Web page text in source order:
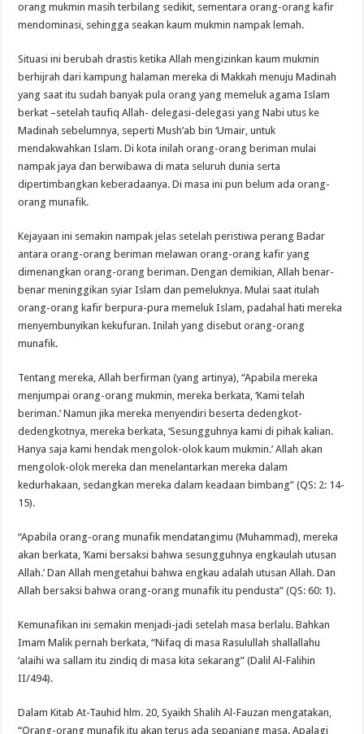
orang mukmin masih terbilang sedikit, sementara orang-orang kafir
mendominasi, sehingga seakan kaum mukmin nampak lemah.
Situasi ini berubah drastis ketika Allah mengizinkan kaum mukmin
berhijrah dari kampung halaman mereka di Makkah menuju Madinah
yang saat itu sudah banyak pula orang yang memeluk agama Islam
berkat –setelah taufiq Allah- delegasi-delegasi yang Nabi utus ke
Madinah sebelumnya, seperti Mush’ab bin ‘Umair, untuk
mendakwahkan Islam. Di kota inilah orang-orang beriman mulai
nampak jaya dan berwibawa di mata seluruh dunia serta
dipertimbangkan keberadaanya. Di masa ini pun belum ada orang-
orang munafik.
Kejayaan ini semakin nampak jelas setelah peristiwa perang Badar
antara orang-orang beriman melawan orang-orang kafir yang
dimenangkan orang-orang beriman. Dengan demikian, Allah benar-
benar meninggikan syiar Islam dan pemeluknya. Mulai saat itulah
orang-orang kafir berpura-pura memeluk Islam, padahal hati mereka
menyembunyikan kekufuran. Inilah yang disebut orang-orang
munafik.
Tentang mereka, Allah berfirman (yang artinya), “Apabila mereka
menjumpai orang-orang mukmin, mereka berkata, ‘Kami telah
beriman.’ Namun jika mereka menyendiri beserta dedengkot-
dedengkotnya, mereka berkata, ‘Sesungguhnya kami di pihak kalian.
Hanya saja kami hendak mengolok-olok kaum mukmin.’ Allah akan
mengolok-olok mereka dan menelantarkan mereka dalam
kedurhakaan, sedangkan mereka dalam keadaan bimbang” (QS: 2: 14-
15).
“Apabila orang-orang munafik mendatangimu (Muhammad), mereka
akan berkata, ‘Kami bersaksi bahwa sesungguhnya engkaulah utusan
Allah.’ Dan Allah mengetahui bahwa engkau adalah utusan Allah. Dan
Allah bersaksi bahwa orang-orang munafik itu pendusta” (QS: 60: 1).
Kemunafikan ini semakin menjadi-jadi setelah masa berlalu. Bahkan
Imam Malik pernah berkata, “Nifaq di masa Rasulullah shallallahu
‘alaihi wa sallam itu zindiq di masa kita sekarang” (Dalil Al-Falihin
II/494).
Dalam Kitab At-Tauhid hlm. 20, Syaikh Shalih Al-Fauzan mengatakan,
“Orang-orang munafik itu akan terus ada sepanjang masa. Apalagi